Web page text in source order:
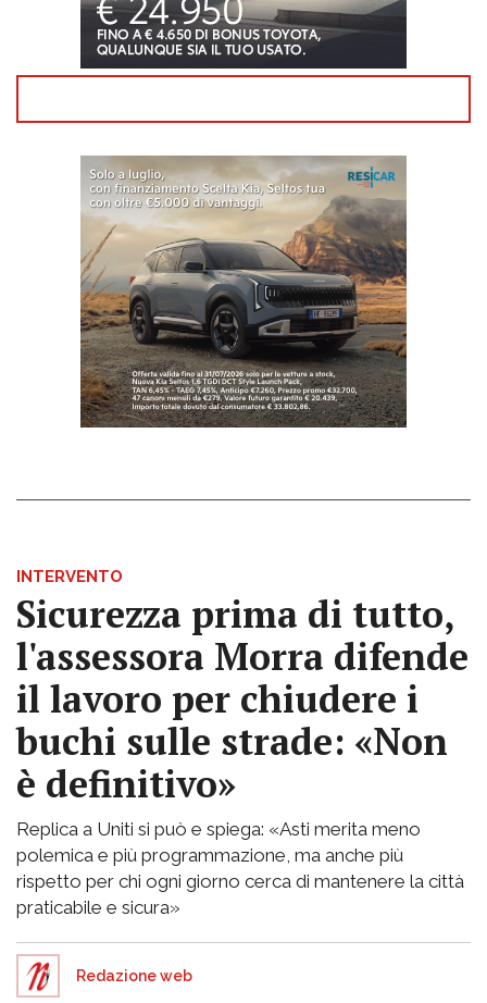
INTERVENTO
Sicurezza prima di tutto,
l'assessora Morra difende
il lavoro per chiudere i
buchi sulle strade: «Non
è definitivo»
Replica a Uniti si può e spiega: «Asti merita meno
polemica e più programmazione, ma anche più
rispetto per chi ogni giorno cerca di mantenere la città
praticabile e sicura»
Redazione web